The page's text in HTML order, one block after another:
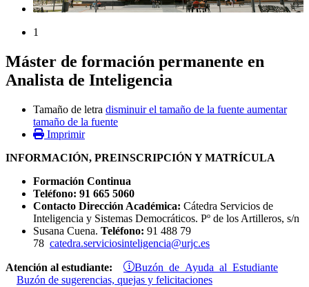
1
Máster de formación permanente en
Analista de Inteligencia
Tamaño de letra disminuir el tamaño de la fuente aumentar
tamaño de la fuente
Imprimir
INFORMACIÓN, PREINSCRIPCIÓN Y MATRÍCULA
Formación Continua
Teléfono: 91 665 5060
Contacto Dirección Académica: Cátedra Servicios de
Inteligencia y Sistemas Democráticos. Pº de los Artilleros, s/n
Susana Cuena. Teléfono: 91 488 79
78 catedra.serviciosinteligencia@urjc.es
Atención al estudiante: Buzón de Ayuda al Estudiante
Buzón de sugerencias, quejas y felicitaciones